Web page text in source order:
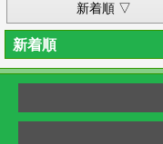
新着順 ▽
新着順